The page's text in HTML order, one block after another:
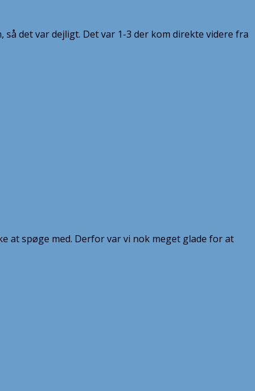
det var dejligt. Det var 1-3 der kom direkte videre fra
at spøge med. Derfor var vi nok meget glade for at